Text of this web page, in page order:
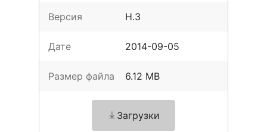
Версия H.3
Дате 2014-09-05
Размер файла 6.12 MB
Загрузки